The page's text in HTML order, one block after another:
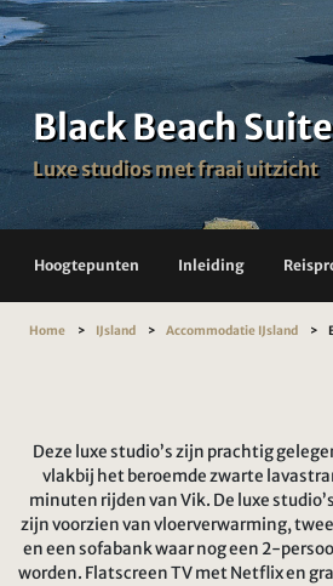
Black Beach
Luxe studios met fraai uitzicht
Hoogtepunten Inleiding
Home IJsland Accommodatie IJsland
Deze luxe studio’s zijn prachtig
vlakbij het beroemde zwarte
minuten rijden van Vik. De luxe
zijn voorzien van vloerverwarming,
en een sofabank waar nog een 2-
worden. Flatscreen TV met Netflix en